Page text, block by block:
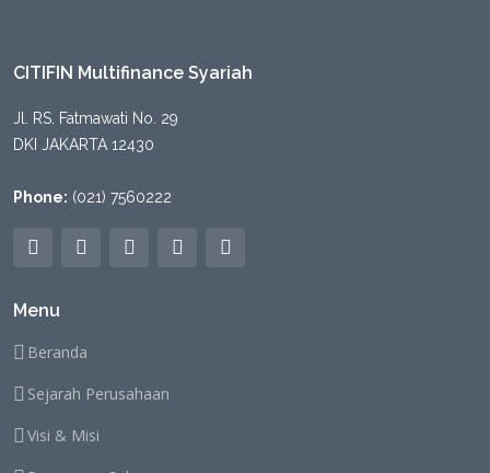
CITIFIN Multifinance Syariah
Jl. RS. Fatmawati No. 29
DKI JAKARTA 12430
Phone: (021) 7560222
Menu
Beranda
Sejarah Perusahaan
Visi & Misi